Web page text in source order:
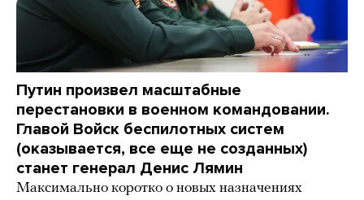
Путин произвел масштабные
перестановки в военном командовании.
Главой Войск беспилотных систем
(оказывается, все еще не созданных)
станет генерал Денис Лямин
Максимально коротко о новых назначениях